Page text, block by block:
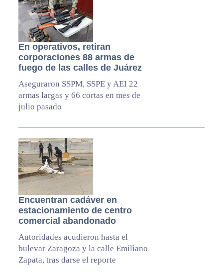
En operativos, retiran
corporaciones 88 armas de
fuego de las calles de Juárez
Aseguraron SSPM, SSPE y AEI 22
armas largas y 66 cortas en mes de
julio pasado
Encuentran cadáver en
estacionamiento de centro
comercial abandonado
Autoridades acudieron hasta el
bulevar Zaragoza y la calle Emiliano
Zapata, tras darse el reporte